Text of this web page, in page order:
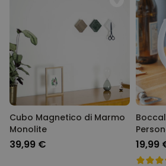
Cubo Magnetico di Marmo
Monolite
39,99 € 19,99